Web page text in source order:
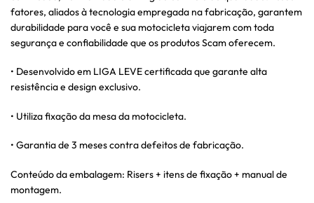
fatores, aliados à tecnologia empregada na fabricação, garantem
durabilidade para você e sua motocicleta viajarem com toda
segurança e confiabilidade que os produtos Scam oferecem.
• Desenvolvido em LIGA LEVE certificada que garante alta
resistência e design exclusivo.
• Utiliza fixação da mesa da motocicleta.
• Garantia de 3 meses contra defeitos de fabricação.
Conteúdo da embalagem: Risers + itens de fixação + manual de
montagem.